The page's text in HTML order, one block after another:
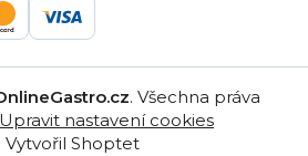
Vytvořil Shoptet
. Všechna práva
Upravit nastavení cookies